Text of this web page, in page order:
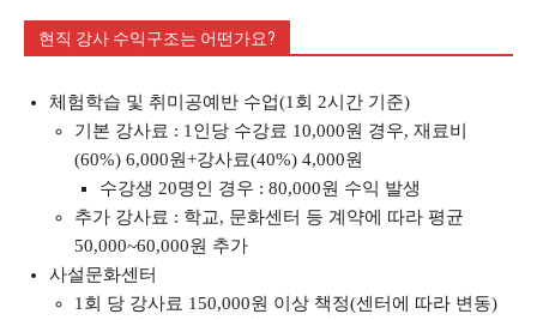
현직 강사 수익구조는 어떤가요?
체험학습 및 취미공예반 수업(1회 2시간 기준)
기본 강사료 : 1인당 수강료 10,000원 경우, 재료비
(60%) 6,000원+강사료(40%) 4,000원
수강생 20명인 경우 : 80,000원 수익 발생
추가 강사료 : 학교, 문화센터 등 계약에 따라 평균
50,000~60,000원 추가
사설문화센터
1회 당 강사료 150,000원 이상 책정(센터에 따라 변동)